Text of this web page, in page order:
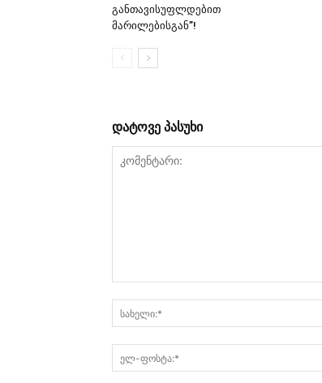
განთავისუფლდებით
მარილებისგან”!
დატოვე პასუხი